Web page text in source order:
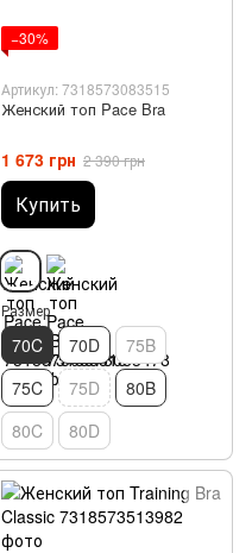
−30%
Артикул: 7318573083515
Женский топ Pace Bra
1 673 грн 2 390 грн
Купить
Размер
70C 70D
75B
75C
75D
80B
80C
80D